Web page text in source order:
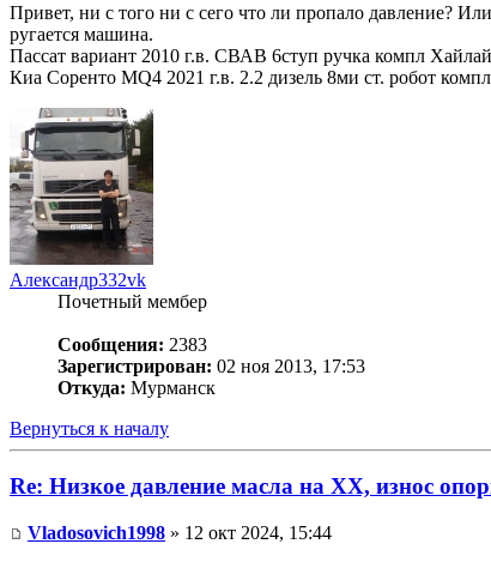
Привет, ни с того ни с сего что ли пропало давление?
ругается машина.
Пассат вариант 2010 г.в. СВАВ 6ступ ручка компл
Киа Соренто MQ4 2021 г.в. 2.2 дизель 8ми ст. робот
Александр332vk
Почетный мембер
Сообщения: 2383
Зарегистрирован: 02 ноя 2013, 17:53
Откуда: Мурманск
Вернуться к началу
Re: Низкое давление масла на ХХ, износ
Vladosovich1998 » 12 окт 2024, 15:44